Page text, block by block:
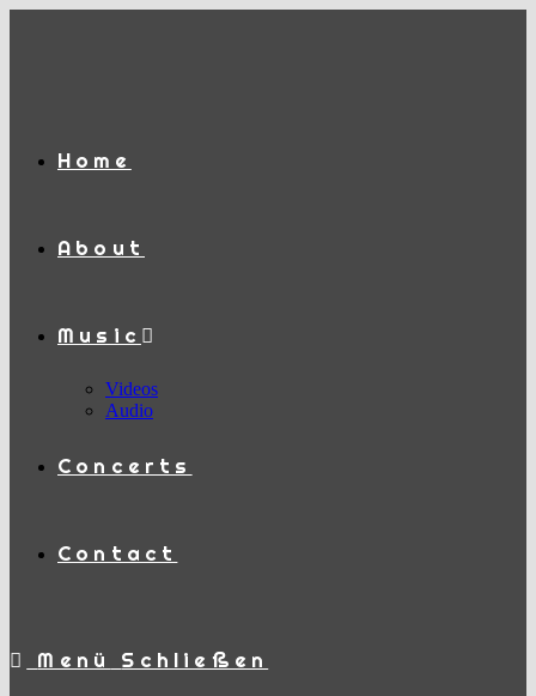
Home
About
Music
Videos
Audio
Concerts
Contact
Menü Schließen